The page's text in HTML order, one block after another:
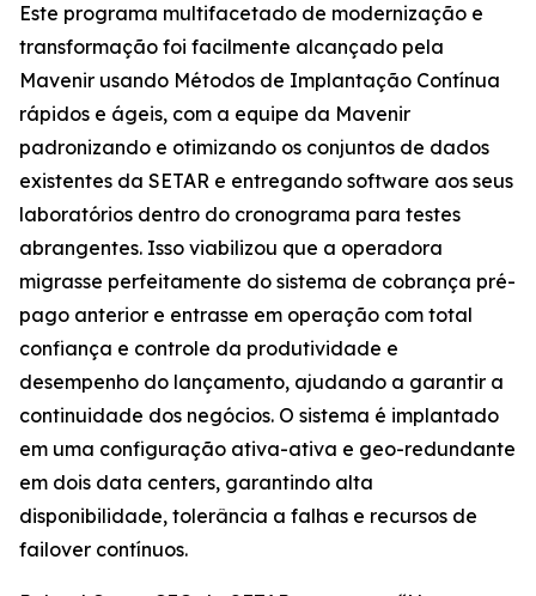
Este programa multifacetado de modernização e
transformação foi facilmente alcançado pela
Mavenir usando Métodos de Implantação Contínua
rápidos e ágeis, com a equipe da Mavenir
padronizando e otimizando os conjuntos de dados
existentes da SETAR e entregando software aos seus
laboratórios dentro do cronograma para testes
abrangentes. Isso viabilizou que a operadora
migrasse perfeitamente do sistema de cobrança pré-
pago anterior e entrasse em operação com total
confiança e controle da produtividade e
desempenho do lançamento, ajudando a garantir a
continuidade dos negócios. O sistema é implantado
em uma configuração ativa-ativa e geo-redundante
em dois data centers, garantindo alta
disponibilidade, tolerância a falhas e recursos de
failover contínuos.